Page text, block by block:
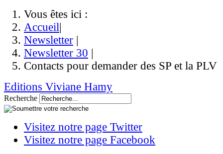
Vous êtes ici :
Accueil|
Newsletter |
Newsletter 30 |
Contacts pour demander des SP et la PLV
Editions Viviane Hamy
Recherche
Visitez notre page Twitter
Visitez notre page Facebook